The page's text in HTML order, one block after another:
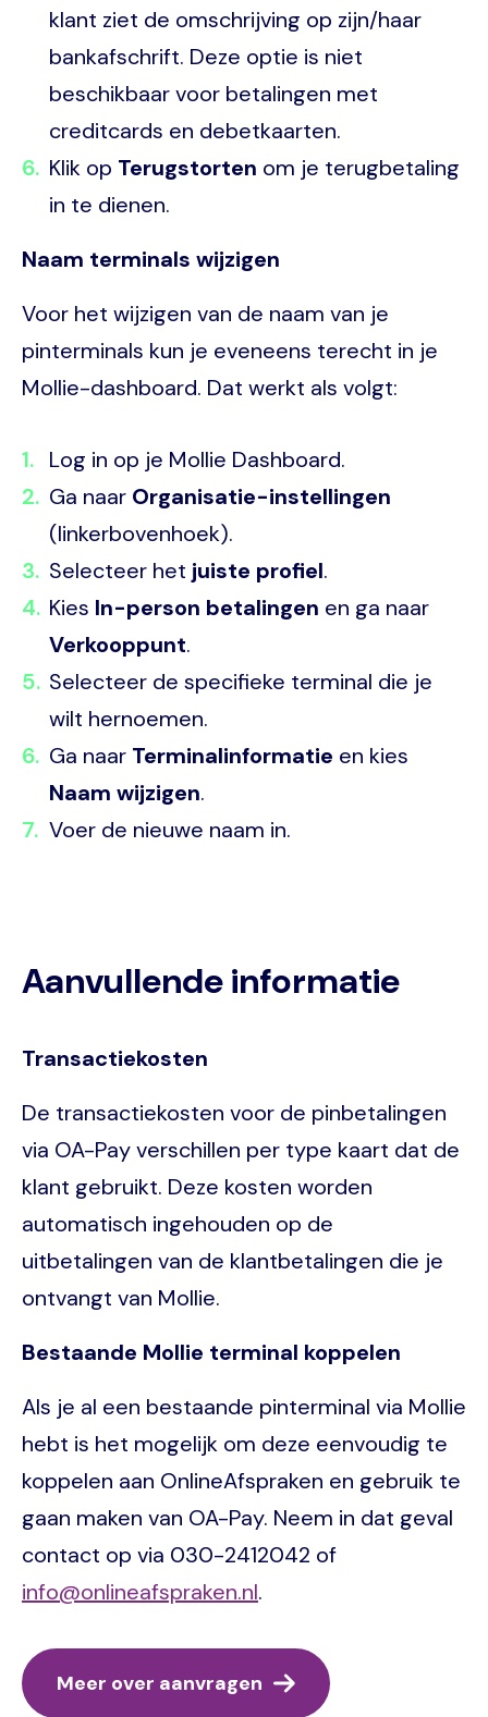
klant ziet de omschrijving op zijn/haar
bankafschrift. Deze optie is niet
beschikbaar voor betalingen met
creditcards en debetkaarten.
Klik op Terugstorten om je terugbetaling
in te dienen.
Naam terminals wijzigen
Voor het wijzigen van de naam van je
pinterminals kun je eveneens terecht in je
Mollie-dashboard. Dat werkt als volgt:
Log in op je Mollie Dashboard.
Ga naar Organisatie-instellingen
(linkerbovenhoek).
Selecteer het juiste profiel.
Kies In-person betalingen en ga naar
Verkooppunt.
Selecteer de specifieke terminal die je
wilt hernoemen.
Ga naar Terminalinformatie en kies
Naam wijzigen.
Voer de nieuwe naam in.
Aanvullende informatie
Transactiekosten
De transactiekosten voor de pinbetalingen
via OA-Pay verschillen per type kaart dat de
klant gebruikt. Deze kosten worden
automatisch ingehouden op de
uitbetalingen van de klantbetalingen die je
ontvangt van Mollie.
Bestaande Mollie terminal koppelen
Als je al een bestaande pinterminal via Mollie
hebt is het mogelijk om deze eenvoudig te
koppelen aan OnlineAfspraken en gebruik te
gaan maken van OA-Pay. Neem in dat geval
contact op via 030-2412042 of
info@onlineafspraken.nl.
Meer over aanvragen